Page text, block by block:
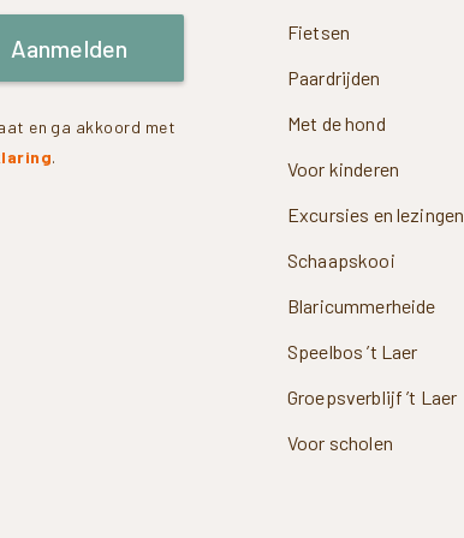
Aanmelden
en ga akkoord met
.
Fietsen
Paardrijden
Met de hond
Voor kinderen
Excursies en lezingen
Schaapskooi
Blaricummerheide
Speelbos ’t Laer
Groepsverblijf ’t Laer
Voor scholen